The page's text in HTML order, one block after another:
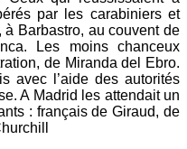
par les carabiniers et
Barbastro, au couvent de
Les moins chanceux
de Miranda del Ebro.
avec l’aide des autorités
A Madrid les attendait un
: français de Giraud, de